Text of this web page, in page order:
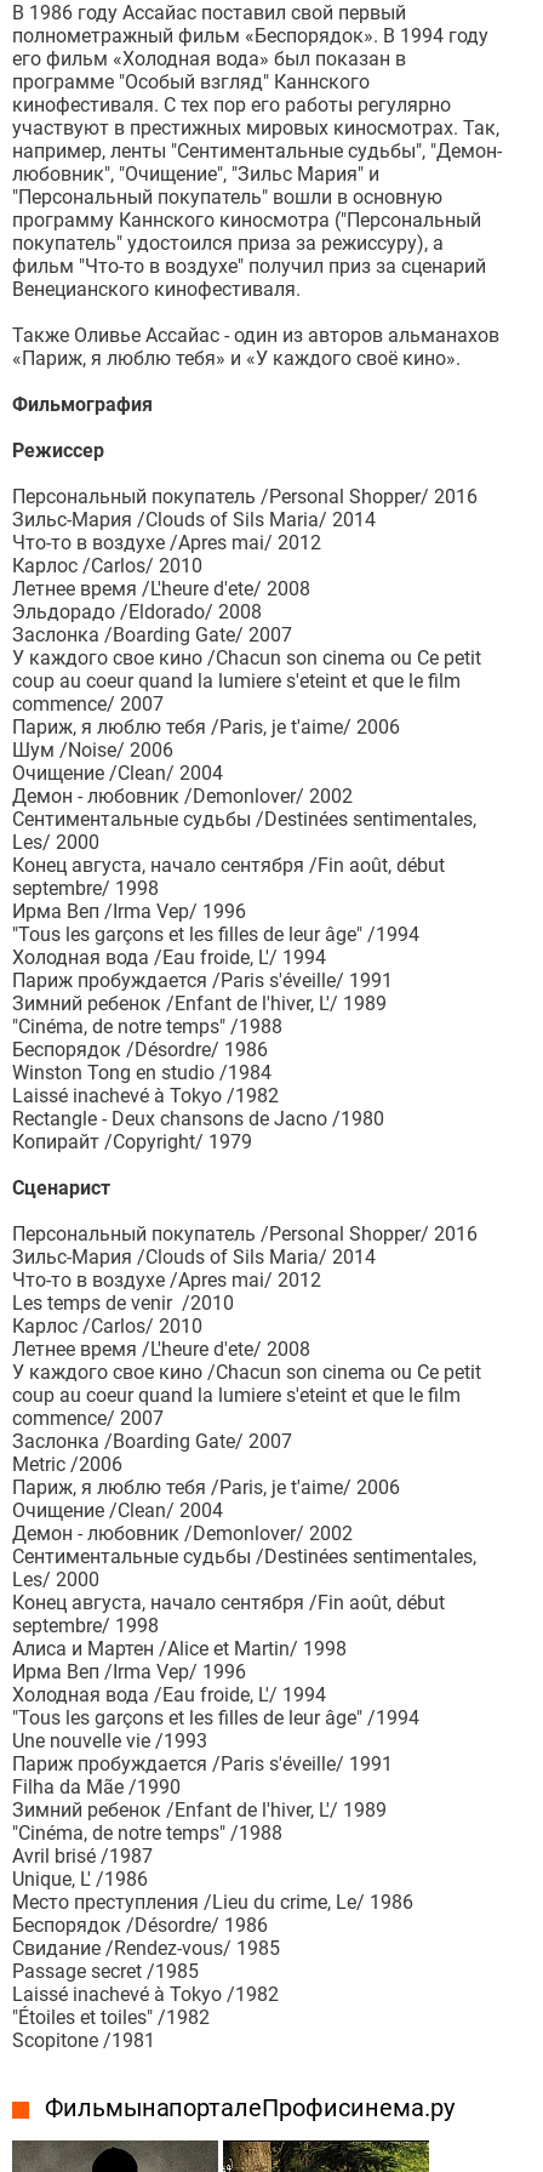
В 1986 году Ассайас поставил свой первый
полнометражный фильм «Беспорядок». В 1994 году
его фильм «Холодная вода» был показан в
программе "Особый взгляд" Каннского
кинофестиваля. С тех пор его работы регулярно
участвуют в престижных мировых киносмотрах. Так,
например, ленты "Сентиментальные судьбы", "Демон-
любовник", "Очищение", "Зильс Мария" и
"Персональный покупатель" вошли в основную
программу Каннского киносмотра ("Персональный
покупатель" удостоился приза за режиссуру), а
фильм "Что-то в воздухе" получил приз за сценарий
Венецианского кинофестиваля.
Также Оливье Ассайас - один из авторов альманахов
«Париж, я люблю тебя» и «У каждого своё кино».
Фильмография
Режиссер
Персональный покупатель /Personal Shopper/ 2016
Зильс-Мария /Clouds of Sils Maria/ 2014
Что-то в воздухе /Apres mai/ 2012
Карлос /Carlos/ 2010
Летнее время /L'heure d'ete/ 2008
Эльдорадо /Eldorado/ 2008
Заслонка /Boarding Gate/ 2007
У каждого свое кино /Chacun son cinema ou Ce petit
coup au coeur quand la lumiere s'eteint et que le film
commence/ 2007
Париж, я люблю тебя /Paris, je t'aime/ 2006
Шум /Noise/ 2006
Очищение /Clean/ 2004
Демон - любовник /Demonlover/ 2002
Сентиментальные судьбы /Destinées sentimentales,
Les/ 2000
Конец августа, начало сентября /Fin août, début
septembre/ 1998
Ирма Веп /Irma Vep/ 1996
"Tous les garçons et les filles de leur âge" /1994
Холодная вода /Eau froide, L'/ 1994
Париж пробуждается /Paris s'éveille/ 1991
Зимний ребенок /Enfant de l'hiver, L'/ 1989
"Cinéma, de notre temps" /1988
Беспорядок /Désordre/ 1986
Winston Tong en studio /1984
Laissé inachevé à Tokyo /1982
Rectangle - Deux chansons de Jacno /1980
Копирайт /Copyright/ 1979
Сценарист
Персональный покупатель /Personal Shopper/ 2016
Зильс-Мария /Clouds of Sils Maria/ 2014
Что-то в воздухе /Apres mai/ 2012
Les temps de venir /2010
Карлос /Carlos/ 2010
Летнее время /L'heure d'ete/ 2008
У каждого свое кино /Chacun son cinema ou Ce petit
coup au coeur quand la lumiere s'eteint et que le film
commence/ 2007
Заслонка /Boarding Gate/ 2007
Metric /2006
Париж, я люблю тебя /Paris, je t'aime/ 2006
Очищение /Clean/ 2004
Демон - любовник /Demonlover/ 2002
Сентиментальные судьбы /Destinées sentimentales,
Les/ 2000
Конец августа, начало сентября /Fin août, début
septembre/ 1998
Алиса и Мартен /Alice et Martin/ 1998
Ирма Веп /Irma Vep/ 1996
Холодная вода /Eau froide, L'/ 1994
"Tous les garçons et les filles de leur âge" /1994
Une nouvelle vie /1993
Париж пробуждается /Paris s'éveille/ 1991
Filha da Mãe /1990
Зимний ребенок /Enfant de l'hiver, L'/ 1989
"Cinéma, de notre temps" /1988
Avril brisé /1987
Unique, L' /1986
Место преступления /Lieu du crime, Le/ 1986
Беспорядок /Désordre/ 1986
Свидание /Rendez-vous/ 1985
Passage secret /1985
Laissé inachevé à Tokyo /1982
"Étoiles et toiles" /1982
Scopitone /1981
Фильмы на портале Профисинема.ру